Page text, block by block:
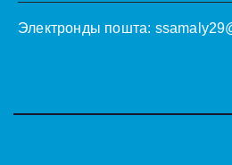
Электронды пошта: